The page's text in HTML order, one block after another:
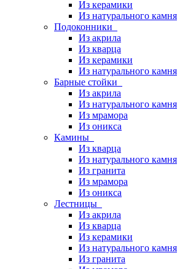
Из керамики
Из натурального камня
Подоконники
Из акрила
Из кварца
Из керамики
Из натурального камня
Барные стойки
Из акрила
Из натурального камня
Из мрамора
Из оникса
Камины
Из кварца
Из натурального камня
Из гранита
Из мрамора
Из оникса
Лестницы
Из акрила
Из кварца
Из керамики
Из натурального камня
Из гранита